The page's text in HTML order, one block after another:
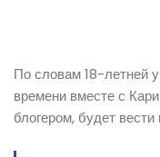
По словам 18-летней
времени вместе с
блогером, будет